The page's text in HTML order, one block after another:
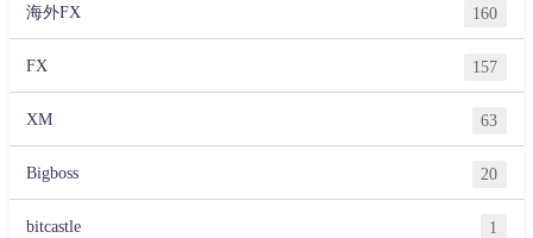
海外FX 160
FX 157
XM 63
Bigboss 20
bitcastle 1